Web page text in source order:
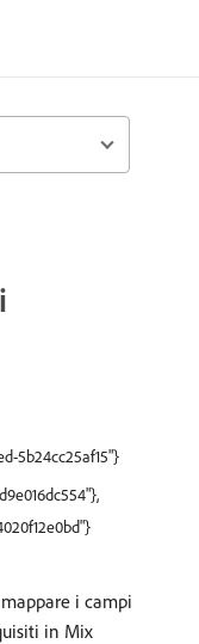
5b24cc25af15"}
i campi
in Mix